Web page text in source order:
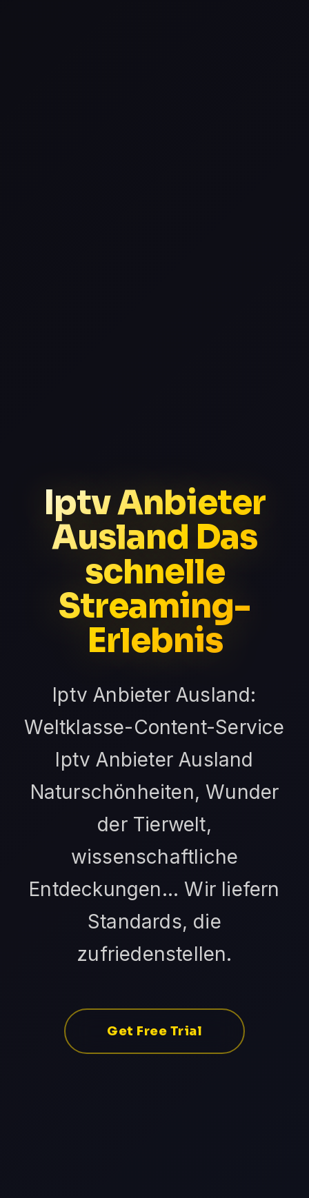
Iptv Anbieter
Ausland Das
schnelle
Streaming-
Erlebnis
Iptv Anbieter Ausland:
Weltklasse-Content-Service
Iptv Anbieter Ausland
Naturschönheiten, Wunder
der Tierwelt,
wissenschaftliche
Entdeckungen... Wir liefern
Standards, die
zufriedenstellen.
Get Free Trial